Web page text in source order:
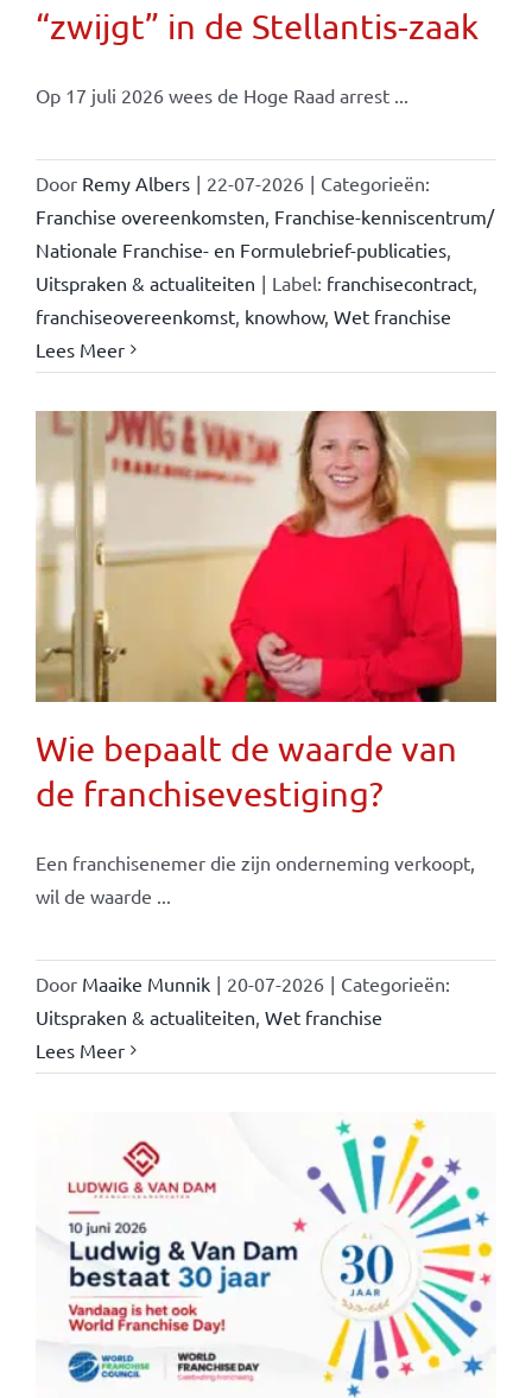
“zwijgt” in de Stellantis-zaak
Op 17 juli 2026 wees de Hoge Raad arrest ...
Door Remy Albers | 22-07-2026 | Categorieën:
Franchise overeenkomsten, Franchise-kenniscentrum/
Nationale Franchise- en Formulebrief-publicaties,
Uitspraken & actualiteiten | Label: franchisecontract,
franchiseovereenkomst, knowhow, Wet franchise
Lees Meer
Wie bepaalt de waarde van
de franchisevestiging?
Een franchisenemer die zijn onderneming verkoopt,
wil de waarde ...
Door Maaike Munnik | 20-07-2026 | Categorieën:
Uitspraken & actualiteiten, Wet franchise
Lees Meer